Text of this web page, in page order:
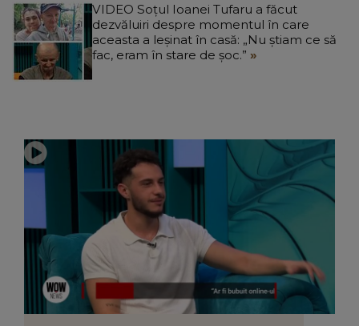
VIDEO Soțul Ioanei Tufaru a făcut
dezvăluiri despre momentul în care
aceasta a leșinat în casă: „Nu știam ce să
fac, eram în stare de șoc.”